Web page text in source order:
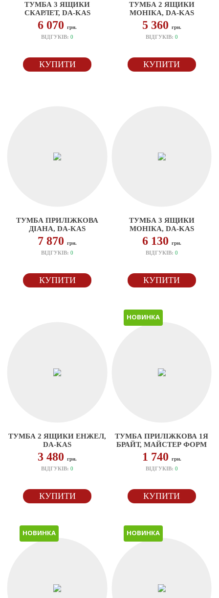
ТУМБА 3 ЯЩИКИ
СКАРЛЕТ, DA-KAS
6 070грн.
ВІДГУКІВ:0
КУПИТИ
ТУМБА 2 ЯЩИКИ
МОНІКА, DA-KAS
5 360 грн.
ВІДГУКІВ: 0
КУПИТИ
ТУМБА ПРИЛІЖКОВА
ДІАНА, DA-KAS
7 870грн.
ВІДГУКІВ:0
КУПИТИ
ТУМБА 3 ЯЩИКИ
МОНІКА, DA-KAS
6 130 грн.
ВІДГУКІВ: 0
КУПИТИ
ТУМБА 2 ЯЩИКИ ЕНЖЕЛ,
DA-KAS
3 480грн.
ВІДГУКІВ:0
КУПИТИ
НОВИНКА
ТУМБА ПРИЛІЖКОВА 1Я
БРАЙТ, МАЙСТЕР ФОРМ
1 740 грн.
ВІДГУКІВ: 0
КУПИТИ
НОВИНКА НОВИНКА